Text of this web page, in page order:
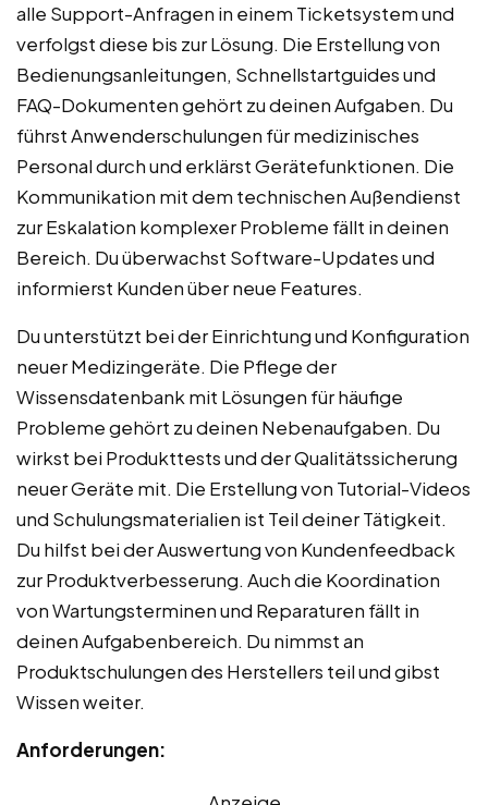
alle Support-Anfragen in einem Ticketsystem und
verfolgst diese bis zur Lösung. Die Erstellung von
Bedienungsanleitungen, Schnellstartguides und
FAQ-Dokumenten gehört zu deinen Aufgaben. Du
führst Anwenderschulungen für medizinisches
Personal durch und erklärst Gerätefunktionen. Die
Kommunikation mit dem technischen Außendienst
zur Eskalation komplexer Probleme fällt in deinen
Bereich. Du überwachst Software-Updates und
informierst Kunden über neue Features.
Du unterstützt bei der Einrichtung und Konfiguration
neuer Medizingeräte. Die Pflege der
Wissensdatenbank mit Lösungen für häufige
Probleme gehört zu deinen Nebenaufgaben. Du
wirkst bei Produkttests und der Qualitätssicherung
neuer Geräte mit. Die Erstellung von Tutorial-Videos
und Schulungsmaterialien ist Teil deiner Tätigkeit.
Du hilfst bei der Auswertung von Kundenfeedback
zur Produktverbesserung. Auch die Koordination
von Wartungsterminen und Reparaturen fällt in
deinen Aufgabenbereich. Du nimmst an
Produktschulungen des Herstellers teil und gibst
Wissen weiter.
Anforderungen: